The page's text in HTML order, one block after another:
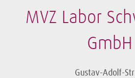
MVZ Labor
GmbH
Gustav-Adolf-